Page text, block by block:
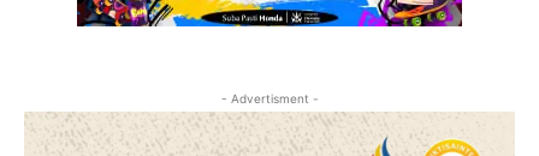
- Advertisment -